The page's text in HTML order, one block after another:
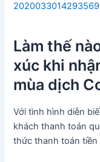
Làm thế
xúc khi
mùa dịch
Với tình hình diễn
khách thanh toán
thức thanh toán